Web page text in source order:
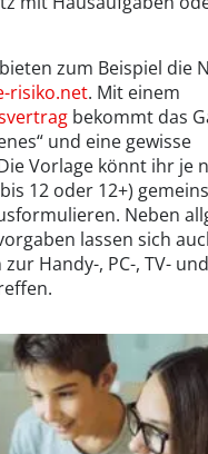
zum Beispiel die
risiko.net. Mit einem
bekommt das
und eine gewisse
Vorlage könnt ihr je
12 oder 12+)
Neben
lassen sich
Handy-, PC-, TV-